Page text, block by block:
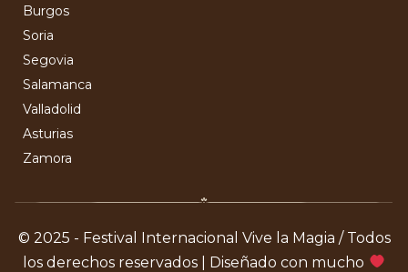
Burgos
Soria
Segovia
Salamanca
Valladolid
Asturias
Zamora
© 2025 - Festival Internacional Vive la Magia / Todos
los derechos reservados | Diseñado con mucho